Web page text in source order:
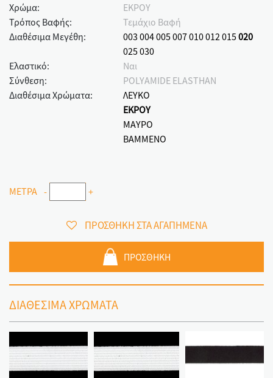
Χρώμα:
ΕΚΡΟΥ
Τρόπος Βαφής:
Τεμάχιο Βαφή
Διαθέσιμα Μεγέθη:
003 004005007010012 015020
025030
Ελαστικό:
Ναι
Σύνθεση:
POLYAMIDE ELASTHAN
Διαθέσιμα Χρώματα:
ΛΕΥΚΟ
ΕΚΡΟΥ
ΜΑΥΡΟ
ΒΑΜΜΕΝΟ
ΜΕΤΡΑ - +
ΠΡΟΣΘΗΚΗ ΣΤΑ ΑΓΑΠΗΜΕΝΑ
ΠΡΟΣΘΗΚΗ
ΔΙΑΘΕΣΙΜΑ ΧΡΩΜΑΤΑ